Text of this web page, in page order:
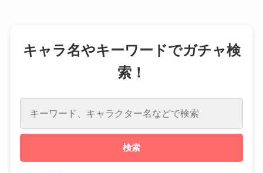
キャラ名やキーワードでガチャ検
索！
検索